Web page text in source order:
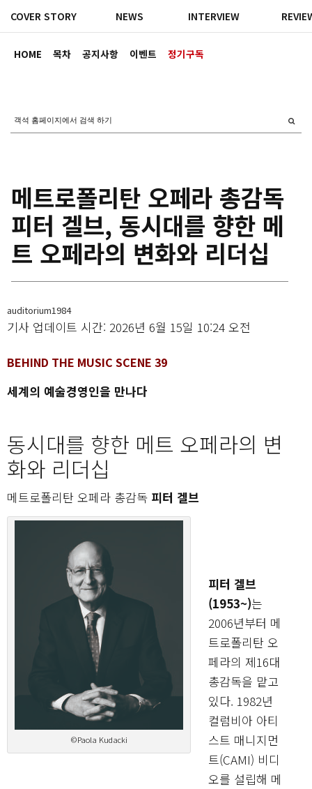
HOME 목차 공지사항 이벤트 정기구독
COVER STORY NEWS INTERVIEW
메트로폴리탄 오페라 총감독
피터 겔브, 동시대를 향한 메
트 오페라의 변화와 리더십
auditorium1984
기사 업데이트 시간: 2026년 6월 15일 10:24 오전
BEHIND THE MUSIC SCENE 39
세계의 예술경영인을 만나다
동시대를 향한 메트 오페라의 변
화와 리더십
메트로폴리탄 오페라 총감독 피터 겔브
©Paola Kudacki
피터 겔브
(1953~)는
2006년부터 메
트로폴리탄 오
페라의 제16대
총감독을 맡고
있다. 1982년
컬럼비아 아티
스트 매니지먼
트(CAMI) 비디
오를 설립해 메